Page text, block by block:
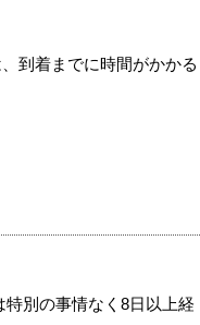
到着までに時間がかかる
別の事情なく8日以上経